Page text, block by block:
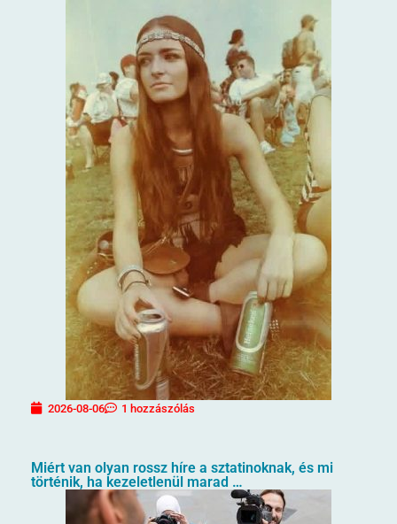
2026-08-06 1 hozzászólás
Miért van olyan rossz híre a sztatinoknak, és mi
történik, ha kezeletlenül marad …